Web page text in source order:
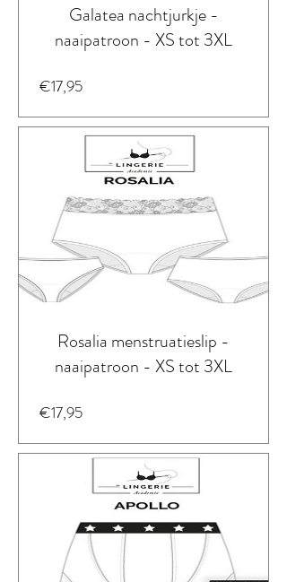
Galatea nachtjurkje -
naaipatroon - XS tot 3XL
€17,95Prijs
Rosalia menstruatieslip -
naaipatroon - XS tot 3XL
€17,95Prijs